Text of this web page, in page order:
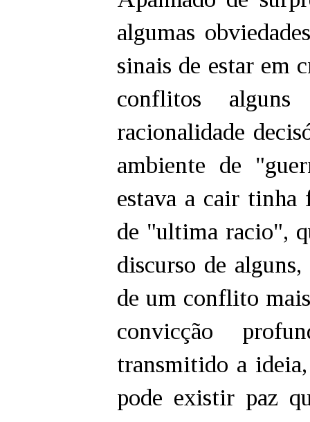
algumas
sinais de estar em
conflitos
racionalidade
ambiente de
estava a cair tinha
de "ultima racio",
discurso de
de um conflito
convicção
transmitido a
pode existir paz